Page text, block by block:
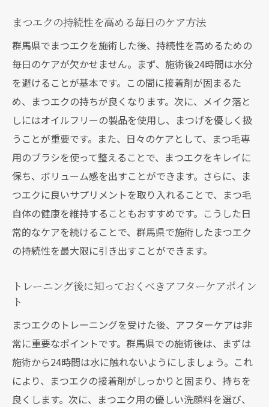
まつエクの持続性を高める毎日のケア方法
群馬県でまつエクを施術した後、持続性を高めるための
毎日のケアが欠かせません。まず、施術後24時間は水分
を避けることが基本です。この間に接着剤が固まるた
め、まつエクの持ちが良くなります。次に、メイク落と
しにはオイルフリーの製品を使用し、まつげを優しく扱
うことが重要です。また、日々のケアとして、まつ毛専
用のブラシを使って整えることで、まつエクをキレイに
保ち、ボリューム感を出すことができます。さらに、ま
つエクに良いサプリメントを取り入れることで、まつ毛
自体の健康を維持することもおすすめです。こうした日
常的なケアを続けることで、群馬県で施術したまつエク
の持続性を最大限に引き出すことができます。
トレーニング後に知っておくべきアフターケアポイン
ト
まつエクのトレーニングを受けた後、アフターケアは非
常に重要なポイントです。群馬県での施術後は、まずは
施術から24時間は水に触れないようにしましょう。これ
により、まつエクの接着剤がしっかりと固まり、持ちを
良くします。次に、まつエク用の優しい洗顔料を選び、